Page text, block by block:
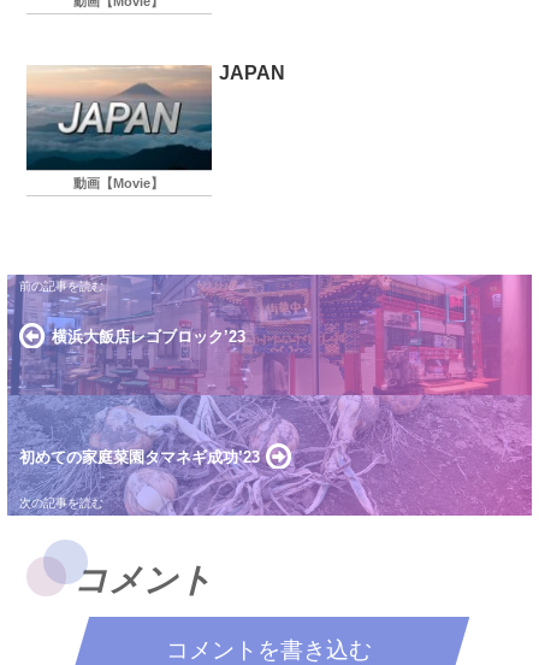
動画【Movie】
JAPAN
横浜大飯店レゴブロック’23
初めての家庭菜園タマネギ成功’23
コメント
コメントを書き込む